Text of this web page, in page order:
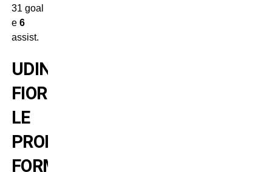
31 goal
e 6
assist.
UDINESE-
FIORENTINA:
LE
PROBABILI
FORMAZIONI